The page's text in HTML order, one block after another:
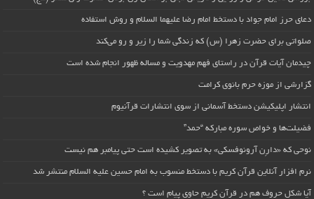
دعای حرز امام جواد با دستخط امام رضا علیهما السلام و روش استفاده
صلواتی برای حضرت زهرا (س) که زندگی شما را زیر و رو می‌کند
چیدمان آیات قرآن در راستای فهم مهدویت و مساله ظهور انجام شده است
گزارشی از موزه حرم بانوی کرامت
انتشار اپلیکیشن دستخط آسمانی از سوی انتشارات قرآنیوم
فضیلت‌ها و خواص سوره مبارکه “حمد”
نوحی که «دارِن آرونوفسکی» به تصویر کشیده است حتی پیامبر هم نیست
نرم افزار آنلاین قرآن کریم با دستخط منسوب به امام حسین علیه السلام منتشر شد
آیا شکل حروف هم در قرآن کریم حاوی پیام است ؟